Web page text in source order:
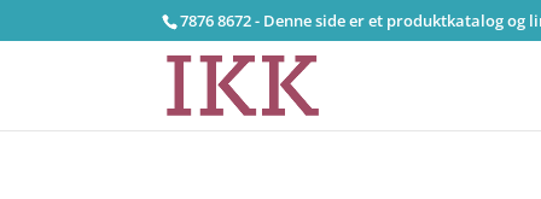
7876 8672 - Denne side er et produktkatalog